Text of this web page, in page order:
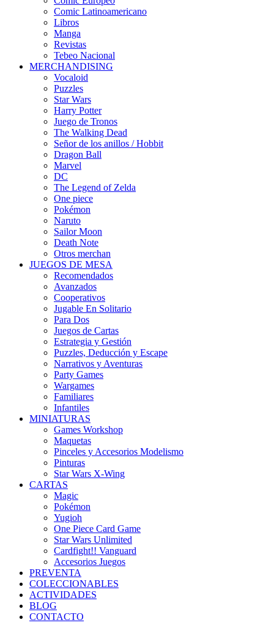
Comic Latinoamericano
Libros
Manga
Revistas
Tebeo Nacional
MERCHANDISING
Vocaloid
Puzzles
Star Wars
Harry Potter
Juego de Tronos
The Walking Dead
Señor de los anillos / Hobbit
Dragon Ball
Marvel
DC
The Legend of Zelda
One piece
Pokémon
Naruto
Sailor Moon
Death Note
Otros merchan
JUEGOS DE MESA
Recomendados
Avanzados
Cooperativos
Jugable En Solitario
Para Dos
Juegos de Cartas
Estrategia y Gestión
Puzzles, Deducción y Escape
Narrativos y Aventuras
Party Games
Wargames
Familiares
Infantiles
MINIATURAS
Games Workshop
Maquetas
Pinceles y Accesorios Modelismo
Pinturas
Star Wars X-Wing
CARTAS
Magic
Pokémon
Yugioh
One Piece Card Game
Star Wars Unlimited
Cardfight!! Vanguard
Accesorios Juegos
PREVENTA
COLECCIONABLES
ACTIVIDADES
BLOG
CONTACTO